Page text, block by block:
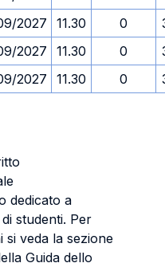
2027 11.30 0
2027 11.30 0
2027 11.30 0
dedicato a
studenti. Per
veda la sezione
Guida dello